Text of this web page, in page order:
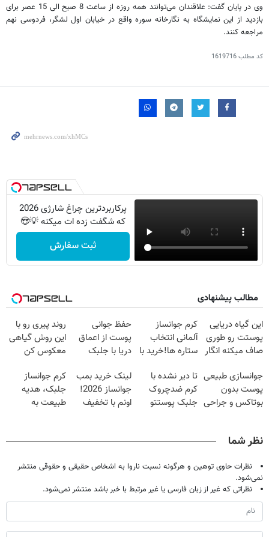
وی در پایان گفت: علاقندان می‌توانند همه روزه از ساعت 8 صبح الی 15 عصر برای
بازدید از این نمایشگاه به نگارخانه سوره واقع در خیابان اول لشگر، فردوسی نهم
مراجعه کنند.
کد مطلب1619716
پرکاربردترین چراغ شارژی 2026
که شگفت زده ات میکنه 💡😍
ثبت سفارش
مطالب پیشنهادی
این گیاه دریایی
پوستت رو طوری
صاف میکنه انگار
شدی🔥
کرم جوانساز
آلمانی انتخاب
ستاره ها!خرید با
حفظ جوانی
پوست از اعماق
دریا با جلبک
روند پیری رو با
این روش گیاهی
معکوس کن
جوانسازی طبیعی
پوست بدون
بوتاکس و جراحی
تا دیر نشده با
کرم ضدچروک
جلبک پوستتو
لینک خرید بمب
جوانساز 2026!
اونم با تخفیف
کرم جوانساز
جلبک، هدیه
طبیعت به
نظر شما
نظرات حاوی توهین و هرگونه نسبت ناروا به اشخاص حقیقی و حقوقی منتشر
نمی‌شود.
نظراتی که غیر از زبان فارسی یا غیر مرتبط با خبر باشد منتشر نمی‌شود.